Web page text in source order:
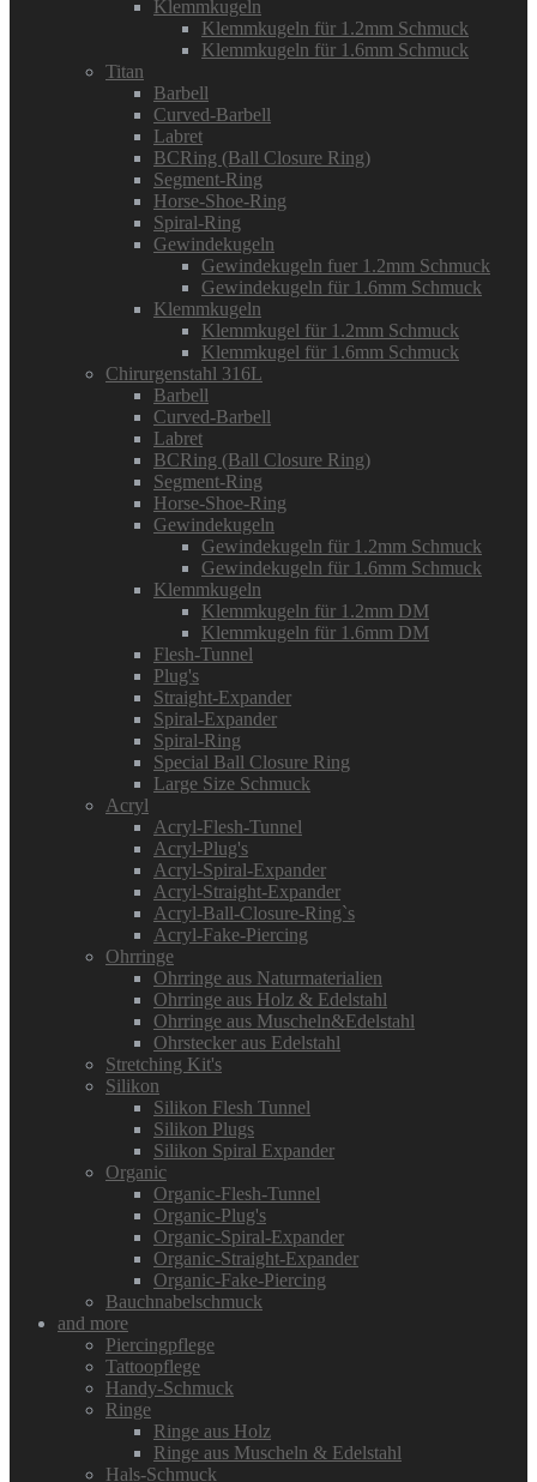
Klemmkugeln
Klemmkugeln für 1.2mm Schmuck
Klemmkugeln für 1.6mm Schmuck
Titan
Barbell
Curved-Barbell
Labret
BCRing (Ball Closure Ring)
Segment-Ring
Horse-Shoe-Ring
Spiral-Ring
Gewindekugeln
Gewindekugeln fuer 1.2mm Schmuck
Gewindekugeln für 1.6mm Schmuck
Klemmkugeln
Klemmkugel für 1.2mm Schmuck
Klemmkugel für 1.6mm Schmuck
Chirurgenstahl 316L
Barbell
Curved-Barbell
Labret
BCRing (Ball Closure Ring)
Segment-Ring
Horse-Shoe-Ring
Gewindekugeln
Gewindekugeln für 1.2mm Schmuck
Gewindekugeln für 1.6mm Schmuck
Klemmkugeln
Klemmkugeln für 1.2mm DM
Klemmkugeln für 1.6mm DM
Flesh-Tunnel
Plug's
Straight-Expander
Spiral-Expander
Spiral-Ring
Special Ball Closure Ring
Large Size Schmuck
Acryl
Acryl-Flesh-Tunnel
Acryl-Plug's
Acryl-Spiral-Expander
Acryl-Straight-Expander
Acryl-Ball-Closure-Ring`s
Acryl-Fake-Piercing
Ohrringe
Ohrringe aus Naturmaterialien
Ohrringe aus Holz & Edelstahl
Ohrringe aus Muscheln&Edelstahl
Ohrstecker aus Edelstahl
Stretching Kit's
Silikon
Silikon Flesh Tunnel
Silikon Plugs
Silikon Spiral Expander
Organic
Organic-Flesh-Tunnel
Organic-Plug's
Organic-Spiral-Expander
Organic-Straight-Expander
Organic-Fake-Piercing
Bauchnabelschmuck
and more
Piercingpflege
Tattoopflege
Handy-Schmuck
Ringe
Ringe aus Holz
Ringe aus Muscheln & Edelstahl
Hals-Schmuck